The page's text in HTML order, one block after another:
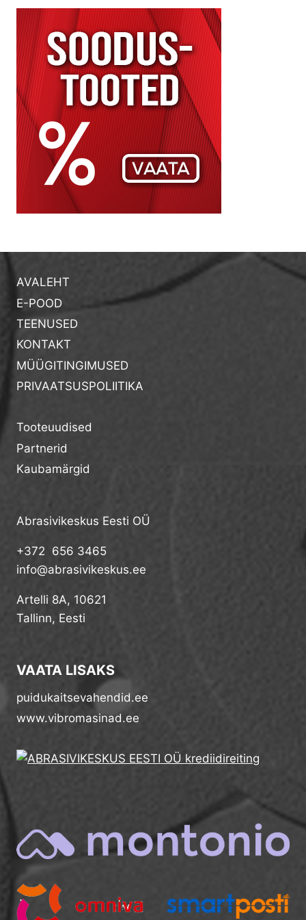
AVALEHT
E-POOD
TEENUSED
KONTAKT
MÜÜGITINGIMUSED
PRIVAATSUSPOLIITIKA
Tooteuudised
Partnerid
Kaubamärgid
Abrasivikeskus Eesti OÜ
+372 656 3465
info@abrasivikeskus.ee
Artelli 8A, 10621
Tallinn, Eesti
VAATA LISAKS
puidukaitsevahendid.ee
www.vibromasinad.ee